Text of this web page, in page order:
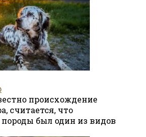
происхождение
считается, что
был один из видов